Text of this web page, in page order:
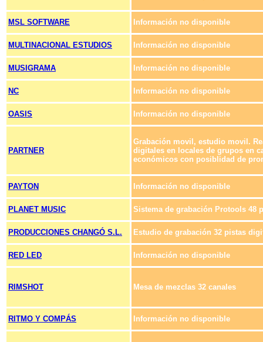
MSL SOFTWARE Información no disponible
MULTINACIONAL ESTUDIOS Información no disponible
MUSIGRAMA Información no disponible
NC Información no disponible
OASIS Información no disponible
PARTNER
Grabación movil, estudio movil.
digitales en locales de grupos en
económicos con posiblidad de
PAYTON Información no disponible
PLANET MUSIC Sistema de grabación Protools 48
PRODUCCIONES CHANGÓ S.L. Estudio de grabación 32 pistas
RED LED Información no disponible
RIMSHOT Mesa de mezclas 32 canales
RITMO Y COMPÁS Información no disponible